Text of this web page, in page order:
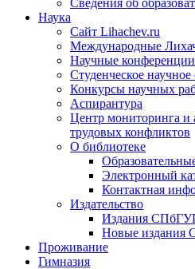
Сведения об
Наука
Сайт Lihachev.ru
Международные
Научные конференции
Студенческое
Конкурсы научных
Аспирантура
Центр мониторинга и
трудовых конфликтов
О библиотеке
Электронный
Контактная
Издательство
Издания
Новые издания
Проживание
Гимназия